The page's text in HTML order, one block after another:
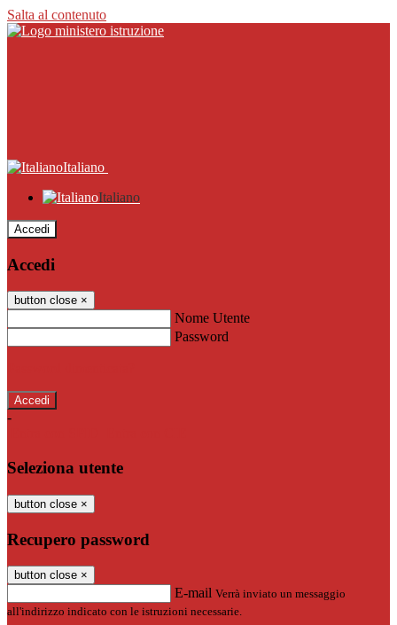
Salta al contenuto
Italiano
Italiano
Accedi
Accedi
button close ×
Nome Utente
Password
-
Seleziona utente
button close ×
Recupero password
button close ×
E-mail Verrà inviato un messaggio
all'indirizzo indicato con le istruzioni necessarie.